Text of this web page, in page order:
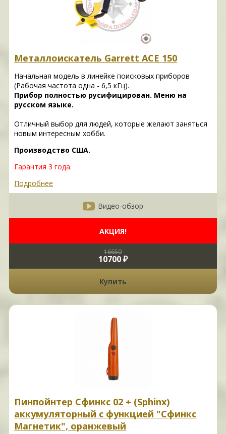
Металлоискатель Garrett ACE 150
Начальная модель в линейке поисковых приборов
(Рабочая частота одна - 6,5 кГц).
Прибор полностью русифицирован. Меню на
русском языке.
Отличный выбор для людей, которые желают заняться
новым интересным хобби.
Производство США.
Гарантия 3 года.
Подробнее
Видео-обзор
АКЦИЯ!
16650
10700 ₽
Купить
Пинпойнтер Сфинкс 02 + (Sphinx)
аккумуляторный с функцией "Сфинкс
Магнетик", оранжевый